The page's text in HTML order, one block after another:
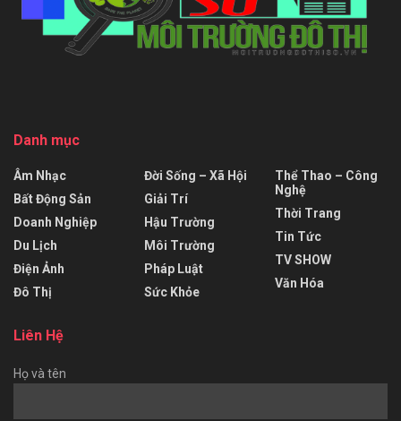
Danh mục
Âm Nhạc
Bất Động Sản
Doanh Nghiệp
Du Lịch
Điện Ảnh
Đô Thị
Đời Sống – Xã Hội
Giải Trí
Hậu Trường
Môi Trường
Pháp Luật
Sức Khỏe
Thể Thao – Công
Nghệ
Thời Trang
Tin Tức
TV SHOW
Văn Hóa
Liên Hệ
Họ và tên